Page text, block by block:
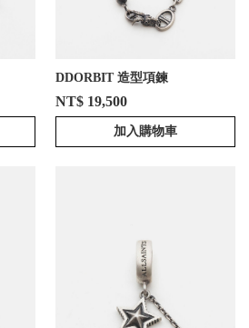
DDORBIT 造型項鍊
NT$ 19,500
加入購物車